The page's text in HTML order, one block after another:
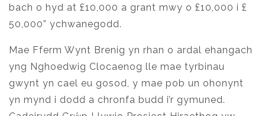
bach o hyd at £10,000 a grant mwy o £10,000 i £
50,000” ychwanegodd.
Mae Fferm Wynt Brenig yn rhan o ardal ehangach
yng Nghoedwig Clocaenog lle mae tyrbinau
gwynt yn cael eu gosod, y mae pob un ohonynt
yn mynd i dodd a chronfa budd i’r gymuned.